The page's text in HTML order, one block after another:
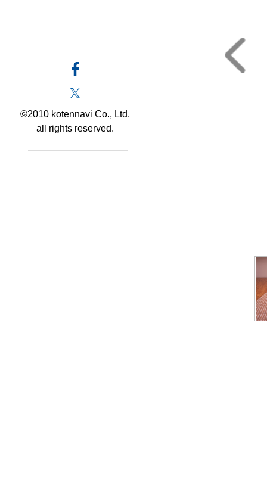
©2010 kotennavi Co., Ltd.
all rights reserved.